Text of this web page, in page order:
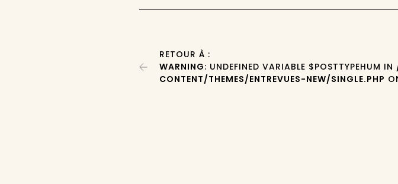
RETOUR À :
WARNING: UNDEFINED VARIABLE $POSTTYPEHUM IN
CONTENT/THEMES/ENTREVUES-NEW/SINGLE.PHP